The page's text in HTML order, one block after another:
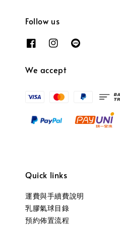
Follow us
We accept
Quick links
運費與手續費說明
乳膠氣球目錄
預約佈置流程